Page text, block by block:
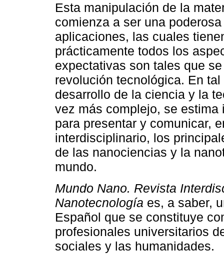
Esta manipulación de la
comienza a ser una
aplicaciones, las cuales
prácticamente todos los
expectativas son tales que
revolución tecnológica. En
desarrollo de la ciencia y la
vez más complejo, se
para presentar y comunicar,
interdisciplinario, los
de las nanociencias y la
mundo.
Mundo Nano. Revista
Nanotecnología es, a saber,
Español que se constituye
profesionales universitarios
sociales y las humanidades.